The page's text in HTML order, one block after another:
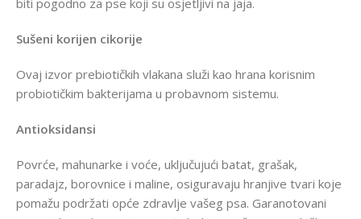
Sušeni korijen cikorije
Ovaj izvor prebiotičkih vlakana služi kao hrana korisnim
probiotičkim bakterijama u probavnom sistemu.
Antioksidansi
Povrće, mahunarke i voće, uključujući batat, grašak,
paradajz, borovnice i maline, osiguravaju hranjive tvari koje
pomažu podržati opće zdravlje vašeg psa. Garanotovani